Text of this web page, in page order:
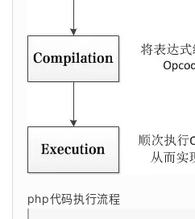
php代码执行流程